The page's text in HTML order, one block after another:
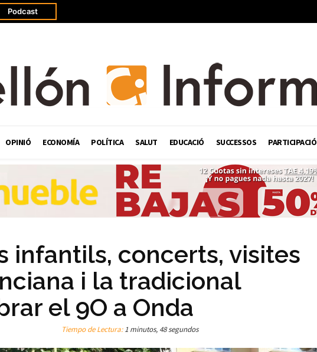
Podcast
OPINIÓ ECONOMÍA POLÍTICA SALUT EDUCACIÓ SUCCESSOS PARTICIPACIÓ
infantils, concerts, visites
i la tradicional
el 9O a Onda
Tiempo de Lectura:1 minutos, 48 segundos